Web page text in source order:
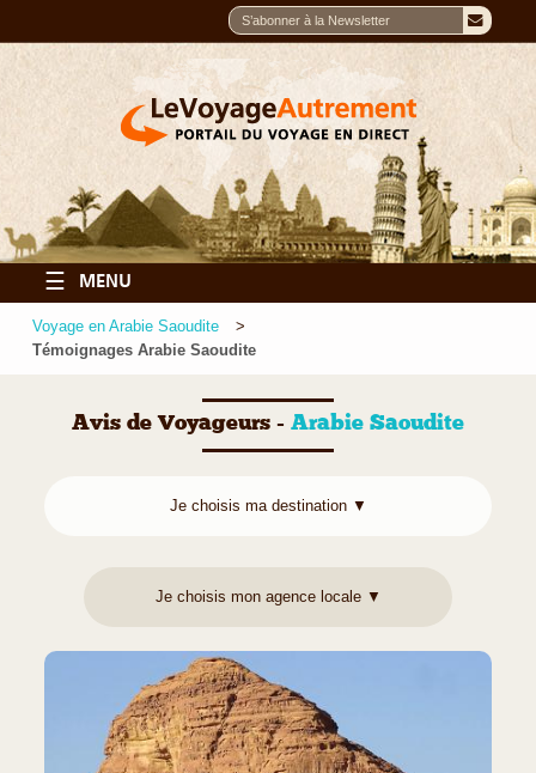
☰ MENU
Voyage en Arabie Saoudite
Témoignages Arabie Saoudite
Avis de Voyageurs - Arabie Saoudite